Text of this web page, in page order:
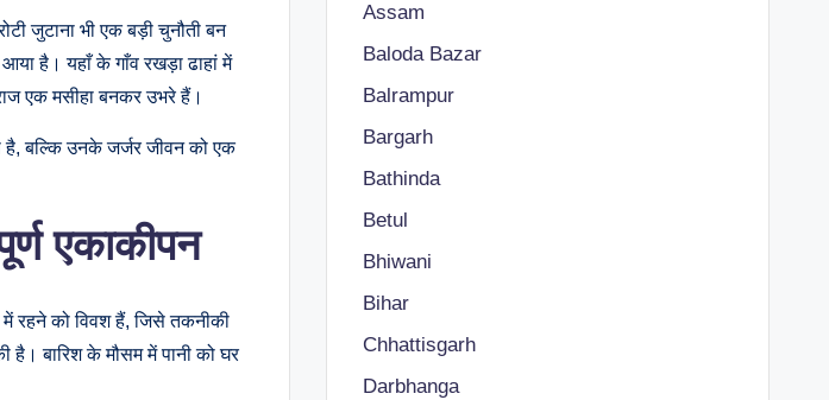
जुटाना भी एक बड़ी चुनौती बन
है। यहाँ के गाँव रखड़ा ढाहां में
एक मसीहा बनकर उभरे हैं।
बल्कि उनके जर्जर जीवन को एक
एकाकीपन
में रहने को विवश हैं, जिसे तकनीकी
है। बारिश के मौसम में पानी को घर
Assam
Baloda Bazar
Balrampur
Bargarh
Bathinda
Betul
Bhiwani
Bihar
Chhattisgarh
Darbhanga